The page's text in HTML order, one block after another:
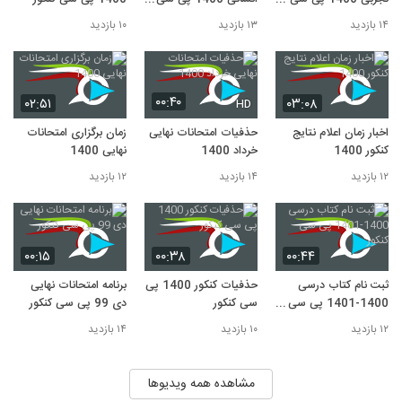
کنکور
۱۴ بازدید
کنکور
۱۳ بازدید ۱۰ بازدید
۰۳:۰۸
اخبار زمان اعلام نتایج
کنکور 1400
۱۲ بازدید
۰۰:۴۰ HD
حذفیات امتحانات نهایی
خرداد 1400
۱۴ بازدید
۰۲:۵۱
زمان برگزاری امتحانات
نهایی 1400
۱۲ بازدید
۰۰:۴۴
ثبت نام کتاب درسی
1400-1401 پی سی
کنکور
۱۲ بازدید
۰۰:۳۸
حذفیات کنکور 1400 پی
سی کنکور
۱۰ بازدید
۰۰:۱۵
برنامه امتحانات نهایی
دی 99 پی سی کنکور
۱۴ بازدید
مشاهده همه ویدیوها